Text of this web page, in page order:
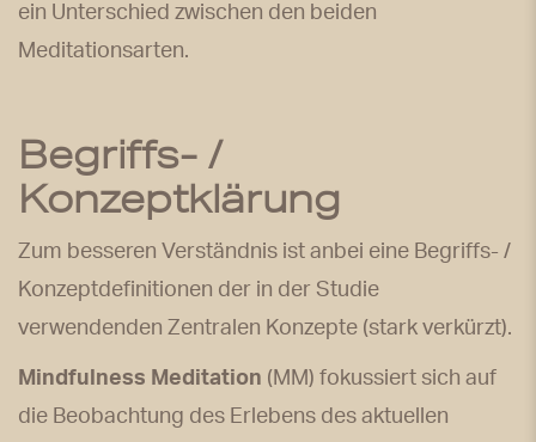
ein Unterschied zwischen den beiden
Meditationsarten.
Begriffs- /
Konzeptklärung
Zum besseren Verständnis ist anbei eine Begriffs- /
Konzeptdefinitionen der in der Studie
verwendenden Zentralen Konzepte (stark verkürzt).
Mindfulness Meditation (MM) fokussiert sich auf
die Beobachtung des Erlebens des aktuellen